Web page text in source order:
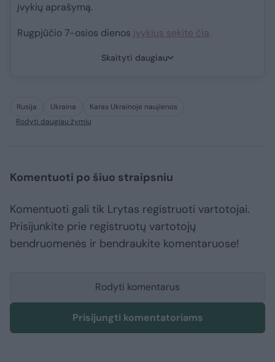
įvykių aprašymą.
Rugpjūčio 7-osios dienos įvykius sekite čia.
Skaityti daugiau
Rusija Ukraina
Karas Ukrainoje naujienos
Rodyti daugiau žymių
Komentuoti po šiuo straipsniu
Komentuoti gali tik Lrytas registruoti vartotojai.
Prisijunkite prie registruotų vartotojų
bendruomenės ir bendraukite komentaruose!
Rodyti komentarus
Prisijungti komentatoriams